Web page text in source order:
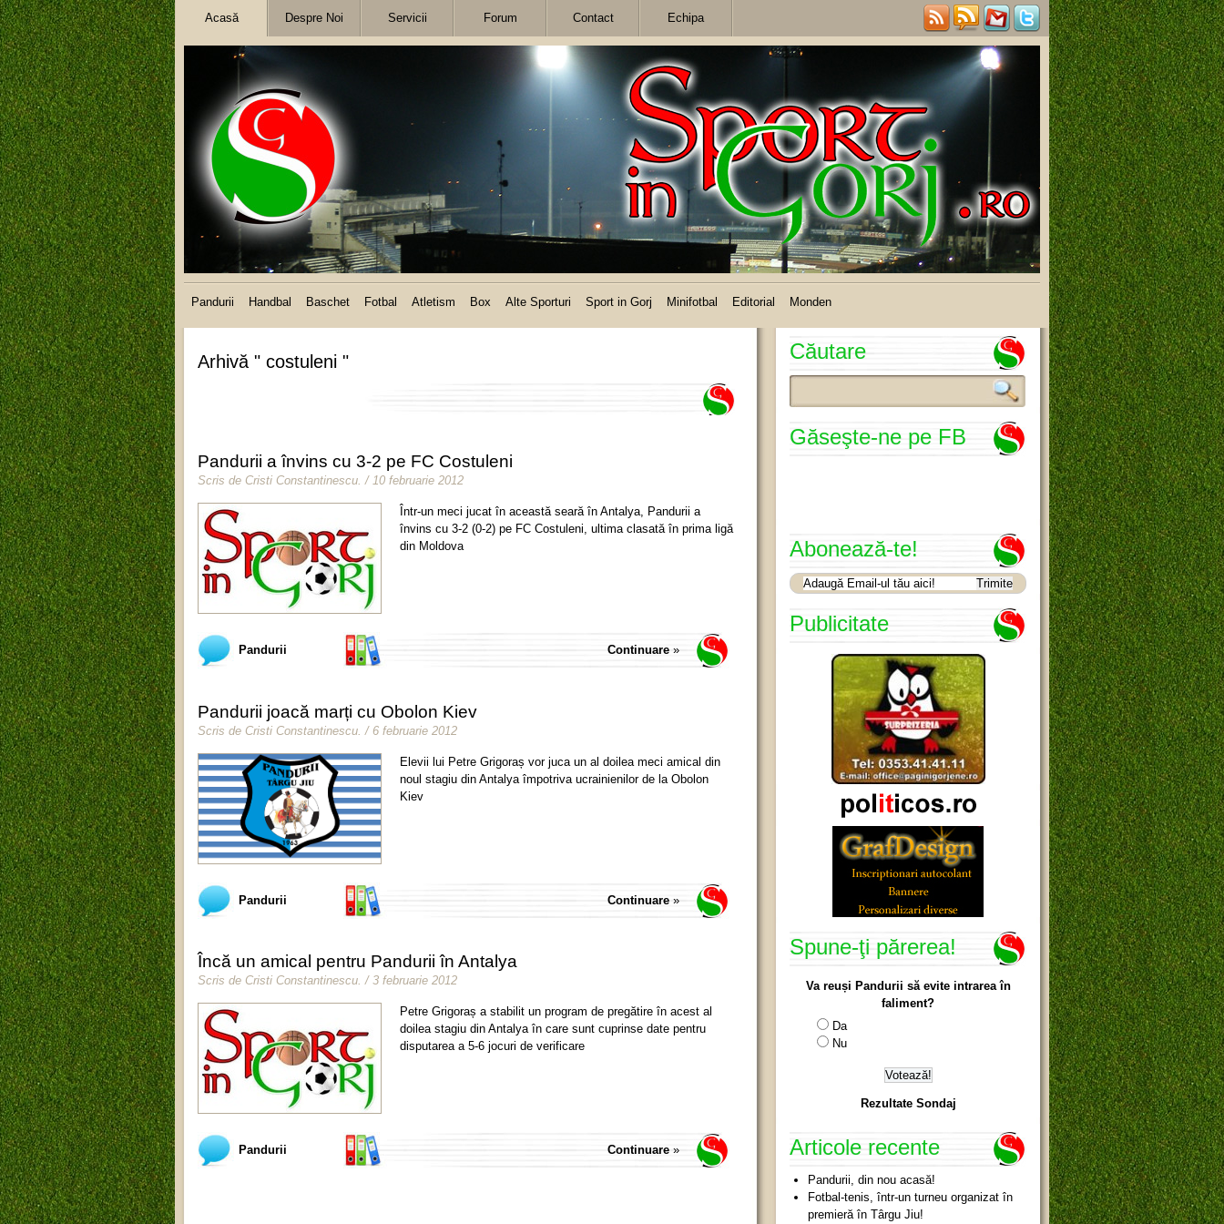
Acasă Despre Noi Servicii Forum Contact Echipa
Pandurii Handbal Baschet Fotbal Atletism Box Alte Sporturi Sport in Gorj Minifotbal Editorial Monden
Arhivă " costuleni "
Pandurii a învins cu 3-2 pe FC Costuleni
Scris de Cristi Constantinescu. / 10 februarie 2012
Într-un meci jucat în această seară în Antalya, Pandurii a
învins cu 3-2 (0-2) pe FC Costuleni, ultima clasată în prima ligă
din Moldova
Pandurii Continuare »
Pandurii joacă marți cu Obolon Kiev
Scris de Cristi Constantinescu / 6 februarie 2012
Elevii lui Petre Grigoraș vor juca un al doilea meci amical din
noul stagiu din Antalya împotriva ucrainienilor de la Obolon
Kiev
Pandurii Continuare »
Încă un amical pentru Pandurii în Antalya
Scris de Cristi Constantinescu. / 3 februarie 2012
Petre Grigoraș a stabilit un program de pregătire în acest al
doilea stagiu din Antalya în care sunt cuprinse date pentru
disputarea a 5-6 jocuri de verificare
Pandurii Continuare »
Căutare
Găseşte-ne pe FB
Abonează-te!
Publicitate
Spune-ţi părerea!
Va reuși Pandurii să evite intrarea în
faliment?
Da
Nu
Rezultate Sondaj
Articole recente
Pandurii, din nou acasă!
Fotbal-tenis, într-un turneu organizat în
premieră în Târgu Jiu!